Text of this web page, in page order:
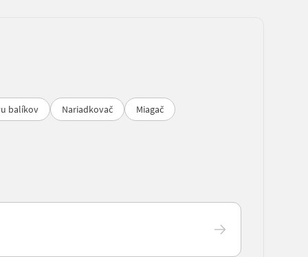
balíkov Nariadkovač Miagač